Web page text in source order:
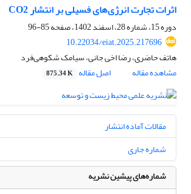
اثرات تجارت انرژی‌های فسیلی بر انتشار CO2
دوره 15، شماره 28، اسفند 1402، صفحه
85-96
10.22034/eiat.2025.217696
هاتف حاضری، رضا اخی جانی، سیامک شکوهی‌فرد
مشاهده مقاله
اصل مقاله 875.34 K
مقالات آماده انتشار
شماره جاری
شماره‌های پیشین نشریه